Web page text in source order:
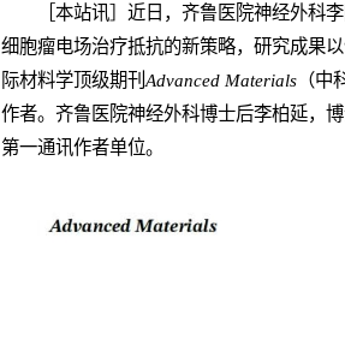
［本站讯］近日，齐鲁医院神经外科
细胞瘤电场治疗抵抗的新策略，研究成果以
际材料学顶级期刊 Advanced Materials（中
作者。齐鲁医院神经外科博士后李柏延，
第一通讯作者单位。